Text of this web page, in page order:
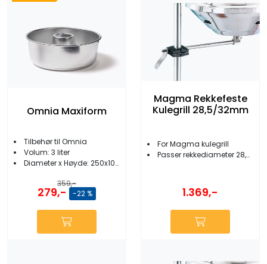
Omnia Maxiform
Tilbehør til Omnia
Volum: 3 liter
Diameter x Høyde: 250x100mm
359,-
279,- -22 %
Magma Rekkefeste
Kulegrill 28,5/32mm
For Magma kulegrill
Passer rekkediameter 28,5mm og 32 mm
1.369,-